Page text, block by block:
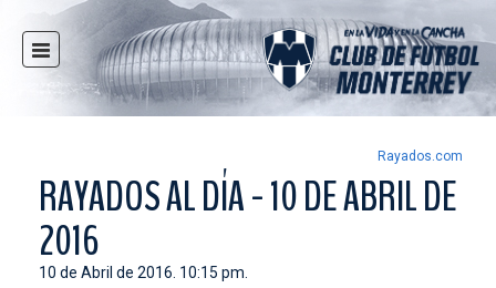
INICIO
NOTICIAS
MULTIMEDIA
RAYADOS
RAYADAS
Rayados.com
RAYADOS AL DÍA - 10 DE ABRIL DE
2016
10 de Abril de 2016. 10:15 pm.